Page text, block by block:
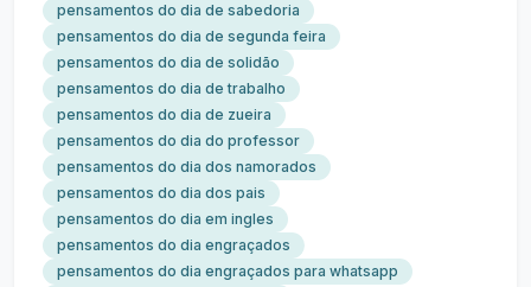
pensamentos do dia de sabedoria
pensamentos do dia de segunda feira
pensamentos do dia de solidão
pensamentos do dia de trabalho
pensamentos do dia de zueira
pensamentos do dia do professor
pensamentos do dia dos namorados
pensamentos do dia dos pais
pensamentos do dia em ingles
pensamentos do dia engraçados
pensamentos do dia engraçados para whatsapp